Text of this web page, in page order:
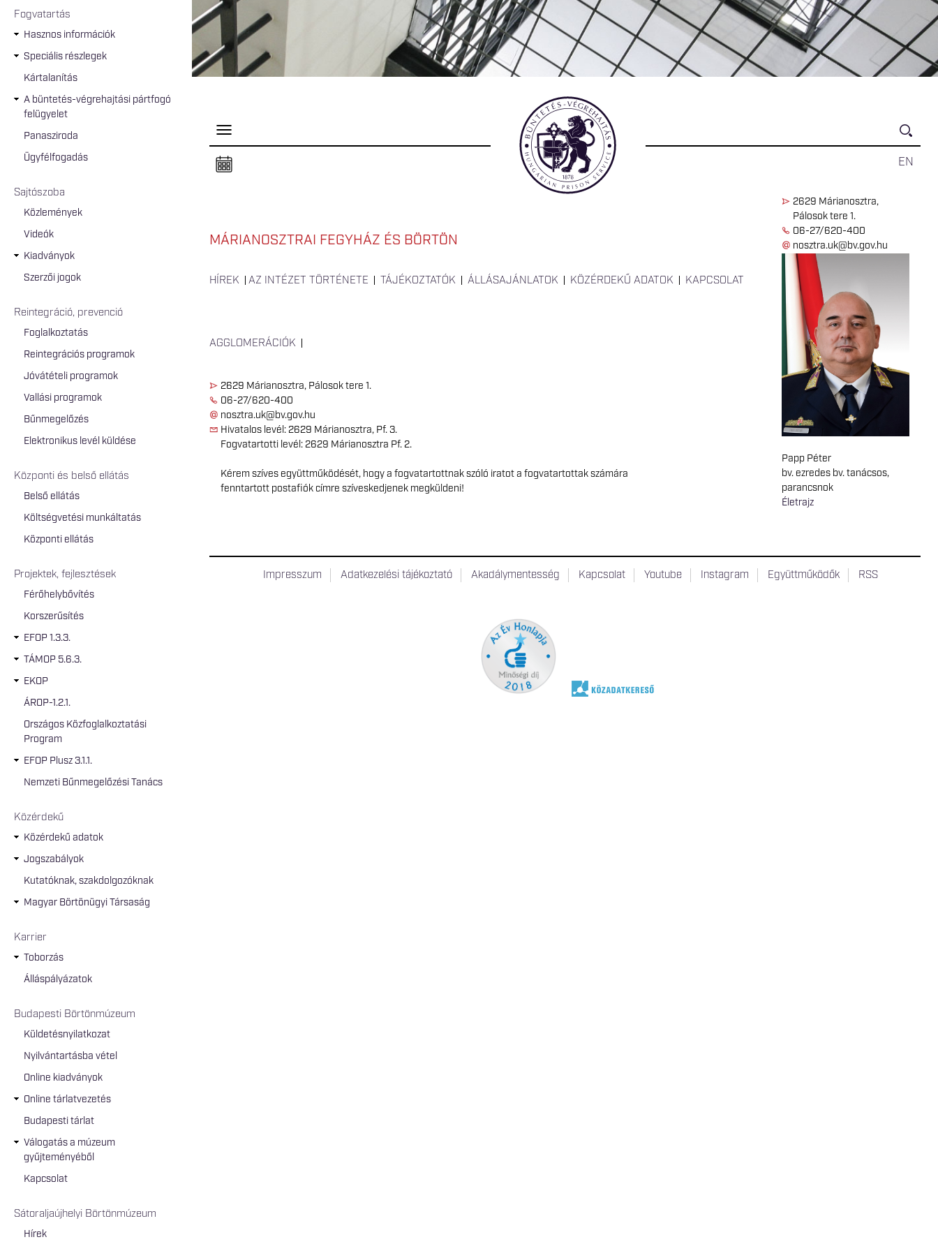
Fogvatartás
Hasznos információk
Speciális részlegek
Kártalanítás
A büntetés-végrehajtási pártfogó
felügyelet
Panasziroda
Ügyfélfogadás
Sajtószoba
Közlemények
Videók
Kiadványok
Szerzői jogok
Reintegráció, prevenció
Foglalkoztatás
Reintegrációs programok
Jóvátételi programok
Vallási programok
Bűnmegelőzés
Elektronikus levél küldése
Központi és belső ellátás
Belső ellátás
Költségvetési munkáltatás
Központi ellátás
Projektek, fejlesztések
Férőhelybővítés
Korszerűsítés
EFOP 1.3.3.
TÁMOP 5.6.3.
EKOP
ÁROP-1.2.1.
Országos Közfoglalkoztatási
Program
EFOP Plusz 3.1.1.
Nemzeti Bűnmegelőzési Tanács
Közérdekű
Közérdekű adatok
Jogszabályok
Kutatóknak, szakdolgozóknak
Magyar Börtönügyi Társaság
Karrier
Toborzás
Álláspályázatok
Budapesti Börtönmúzeum
Küldetésnyilatkozat
Nyilvántartásba vétel
Online kiadványok
Online tárlatvezetés
Budapesti tárlat
Válogatás a múzeum
gyűjteményéből
Kapcsolat
Sátoraljaújhelyi Börtönmúzeum
Hírek
EN
P
e
l
s
a
MÁRIANOSZTRAI FEGYHÁZ ÉS BÖRTÖN
2629 Márianosztra,
Pálosok tere 1.
06-27/620-400
nosztra.uk@bv.gov.hu
Papp Péter
bv. ezredes bv. tanácsos,
parancsnok
Életrajz
HÍREK AZ INTÉZET TÖRTÉNETE TÁJÉKOZTATÓK ÁLLÁSAJÁNLATOK KÖZÉRDEKŰ ADATOK KAPCSOLAT
AGGLOMERÁCIÓK
2629 Márianosztra, Pálosok tere 1.
06-27/620-400
nosztra.uk@bv.gov.hu
Hivatalos levél: 2629 Márianosztra, Pf. 3.
Fogvatartotti levél: 2629 Márianosztra Pf. 2.
Kérem szíves együttműködését, hogy a fogvatartottnak szóló iratot a fogvatartottak számára
fenntartott postafiók címre szíveskedjenek megküldeni!
Impresszum Adatkezelési tájékoztató Akadálymentesség Kapcsolat Youtube Instagram Együttműködők RSS